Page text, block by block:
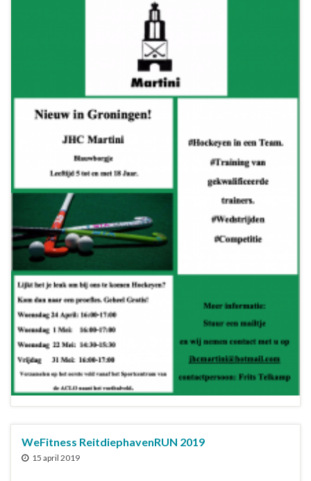
WeFitness ReitdiephavenRUN 2019
15 april 2019